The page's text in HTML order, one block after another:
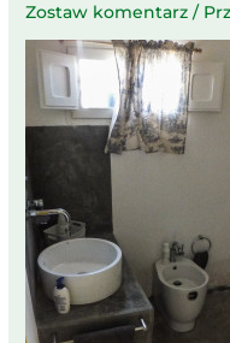
Zostaw komentarz /